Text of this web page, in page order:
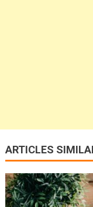
ARTICLES